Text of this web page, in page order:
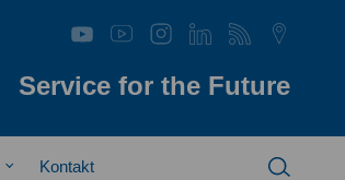
Service for the Future
Kontakt